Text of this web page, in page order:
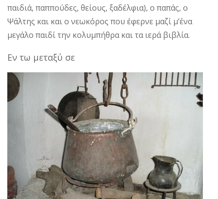
παιδιά, παππούδες, θείους, ξαδέλφια), ο παπάς, ο
Ψάλτης και και ο νεωκόρος που έφερνε μαζί μ’ένα
μεγάλο παιδί την κολυμπήθρα και τα ιερά βιβλία.
Εν τω μεταξύ σε